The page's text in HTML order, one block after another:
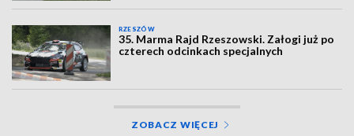
RZESZÓW
35. Marma Rajd Rzeszowski. Załogi już po
czterech odcinkach specjalnych
ZOBACZ WIĘCEJ